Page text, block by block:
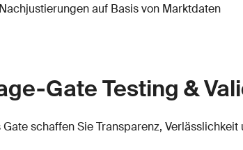
auf Basis von Marktdaten
Gate Testing &
schaffen Sie Transparenz,